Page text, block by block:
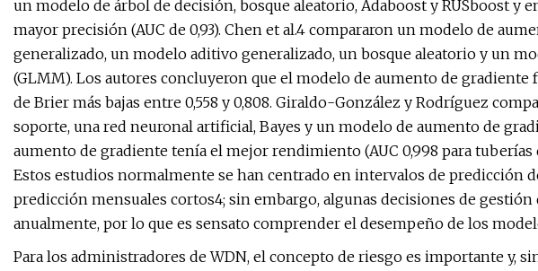
un modelo de árbol de decisión, bosque aleatorio, Adaboost y RUSboost y
mayor precisión (AUC de 0,93). Chen et al.4 compararon un modelo de
generalizado, un modelo aditivo generalizado, un bosque aleatorio y un
(GLMM). Los autores concluyeron que el modelo de aumento de
de Brier más bajas entre 0,558 y 0,808. Giraldo-González y Rodríguez
soporte, una red neuronal artificial, Bayes y un modelo de aumento de
aumento de gradiente tenía el mejor rendimiento (AUC 0,998 para tuberías
Estos estudios normalmente se han centrado en intervalos de predicción
predicción mensuales cortos4; sin embargo, algunas decisiones de gestión
anualmente, por lo que es sensato comprender el desempeño de los
Para los administradores de WDN, el concepto de riesgo es importante y,